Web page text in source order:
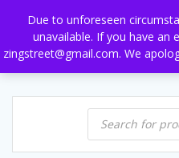
Due to unforeseen
unavailable. If you have an
zingstreet@gmail.com. We